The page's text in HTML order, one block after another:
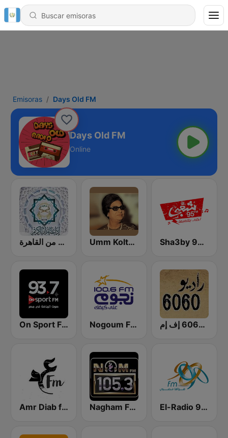
Emisoras Days Old FM
Days Old FM
Online
إذاعة القرآن الكريم من القاهرة Umm Kolthoum راديو أم كلثوم Sha3by 95 FM
On Sport FM Nogoum FM 100.6 (نجوم فم) راديو 6060 إف إم
Amr Diab fm عمرو دياب Nagham FM 105.3 (نغم إف إم) El-Radio‎ 9090 (الراديو٩٠٩٠)